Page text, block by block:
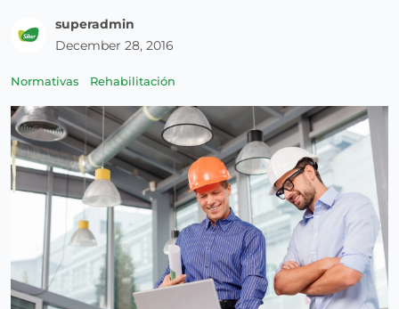
superadmin
December 28, 2016
Normativas Rehabilitación